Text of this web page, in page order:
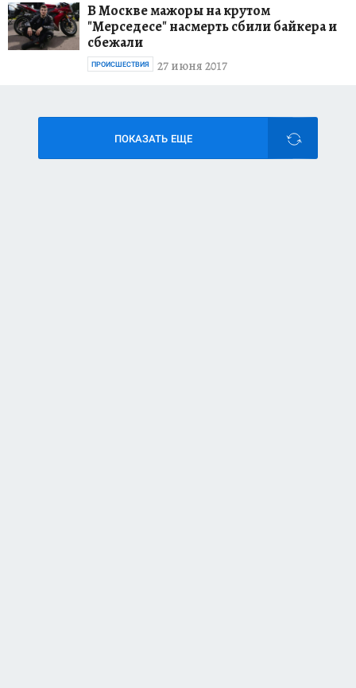
В Москве мажоры на крутом
"Мерседесе" насмерть сбили байкера и
сбежали
27 июня 2017
ПРОИСШЕСТВИЯ
ПОКАЗАТЬ ЕЩЕ